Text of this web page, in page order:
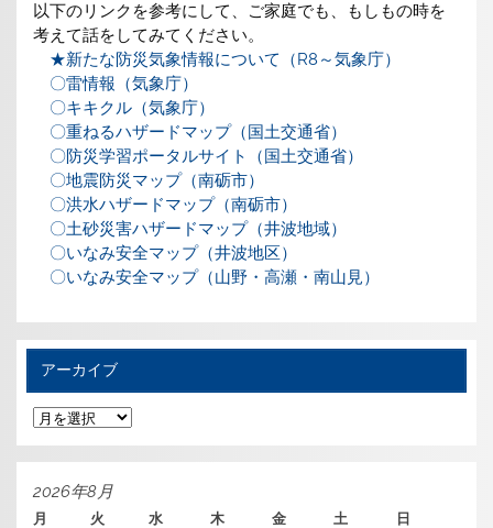
以下のリンクを参考にして、ご家庭でも、もしもの時を
考えて話をしてみてください。
★新たな防災気象情報について（R8～気象庁）
〇雷情報（気象庁）
〇キキクル（気象庁）
〇重ねるハザードマップ（国土交通省）
〇防災学習ポータルサイト（国土交通省）
〇地震防災マップ（南砺市）
〇洪水ハザードマップ（南砺市）
〇土砂災害ハザードマップ（井波地域）
〇いなみ安全マップ（井波地区）
〇いなみ安全マップ（山野・高瀬・南山見）
アーカイブ
ア
ー
カ
イ
2026年8月
月 火 水 木 金 土 日